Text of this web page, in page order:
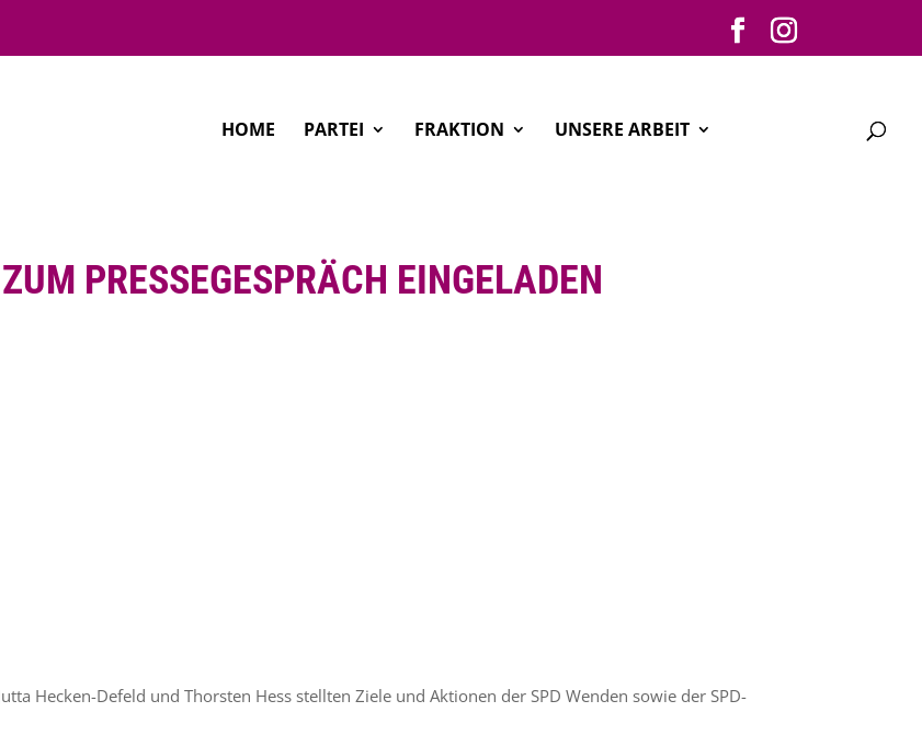
HOME PARTEI FRAKTION UNSERE ARBEIT
PRESSEGESPRÄCH EINGELADEN
Hecken-Defeld und Thorsten Hess stellten Ziele und Aktionen der SPD Wenden sowie der SPD-